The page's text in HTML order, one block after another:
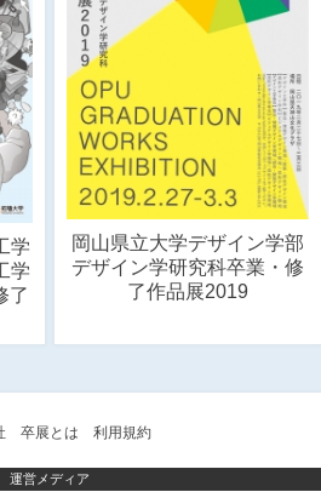
学
学
了
岡山県立大学デザイン学部
デザイン学研究科卒業・修
了作品展2019
卒展とは 利用規約
運営メディア